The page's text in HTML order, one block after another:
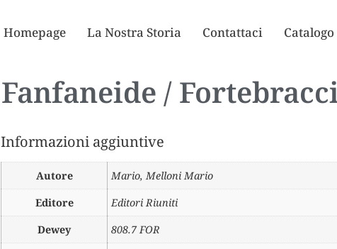
Homepage La Nostra Storia Contattaci Catalogo
Fanfaneide /
Informazioni aggiuntive
Autore Mario,Melloni Mario
Editore
Editori Riuniti
Dewey
808.7 FOR